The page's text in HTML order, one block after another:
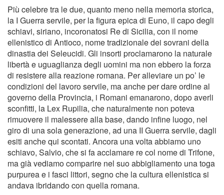
Più celebre tra le due, quanto meno nella memoria storica,
la I Guerra servile, per la figura epica di Euno, il capo degli
schiavi, siriano, incoronatosi Re di Sicilia, con il nome
ellenistico di Antioco, nome tradizionale dei sovrani della
dinastia dei Seleucidi. Gli insorti proclamarono la naturale
libertà e uguaglianza degli uomini ma non ebbero la forza
di resistere alla reazione romana. Per alleviare un po’ le
condizioni del lavoro servile, ma anche per dare ordine al
governo della Provincia, i Romani emanarono, dopo averli
sconfitti, la Lex Rupilia, che naturalmente non poteva
rimuovere il malessere alla base, dando infine luogo, nel
giro di una sola generazione, ad una II Guerra servile, dagli
esiti anche qui scontati. Ancora una volta abbiamo uno
schiavo, Salvio, che si fa acclamare re col nome di Trifone,
ma già vediamo comparire nel suo abbigliamento una toga
purpurea e i fasci littori, segno che la cultura ellenistica si
andava ibridando con quella romana.